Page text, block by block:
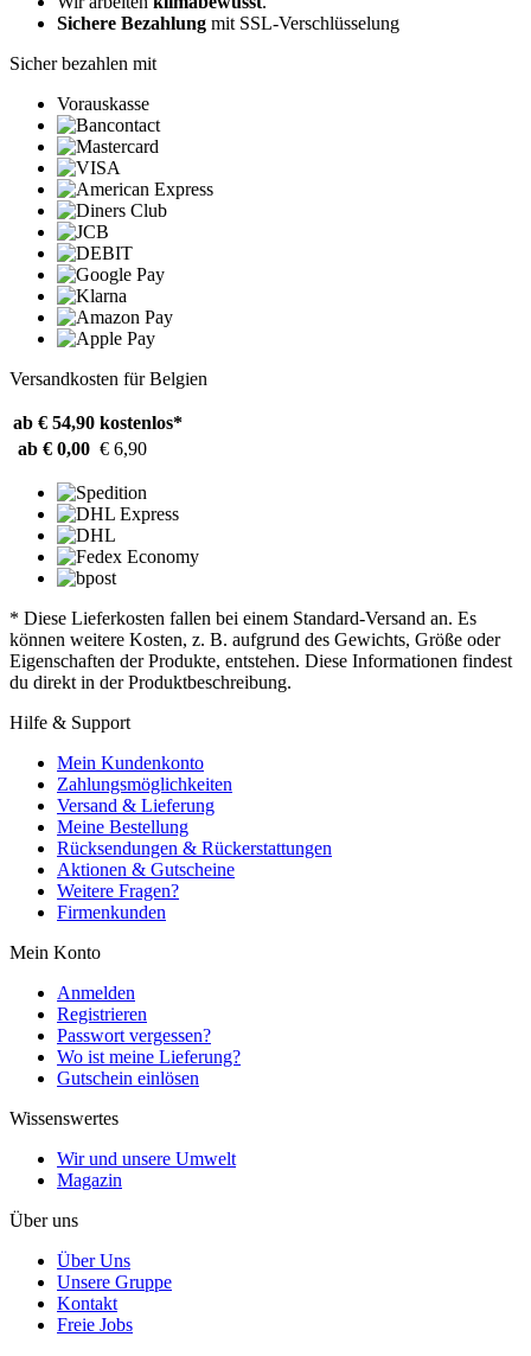
Sichere Bezahlung mit SSL-Verschlüsselung
Sicher bezahlen mit
Vorauskasse
Versandkosten für Belgien
ab € 54,90 kostenlos*
ab € 0,00 € 6,90
* Diese Lieferkosten fallen bei einem Standard-Versand an. Es
können weitere Kosten, z. B. aufgrund des Gewichts, Größe oder
Eigenschaften der Produkte, entstehen. Diese Informationen findest
du direkt in der Produktbeschreibung.
Hilfe & Support
Mein Kundenkonto
Zahlungsmöglichkeiten
Versand & Lieferung
Meine Bestellung
Rücksendungen & Rückerstattungen
Aktionen & Gutscheine
Weitere Fragen?
Firmenkunden
Mein Konto
Anmelden
Registrieren
Passwort vergessen?
Wo ist meine Lieferung?
Gutschein einlösen
Wissenswertes
Wir und unsere Umwelt
Magazin
Über uns
Über Uns
Unsere Gruppe
Kontakt
Freie Jobs